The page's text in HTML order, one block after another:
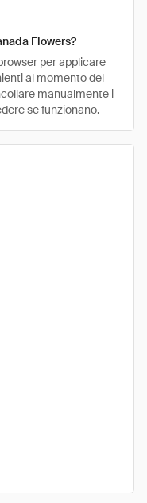
Flowers?
per applicare
al momento del
manualmente i
se funzionano.